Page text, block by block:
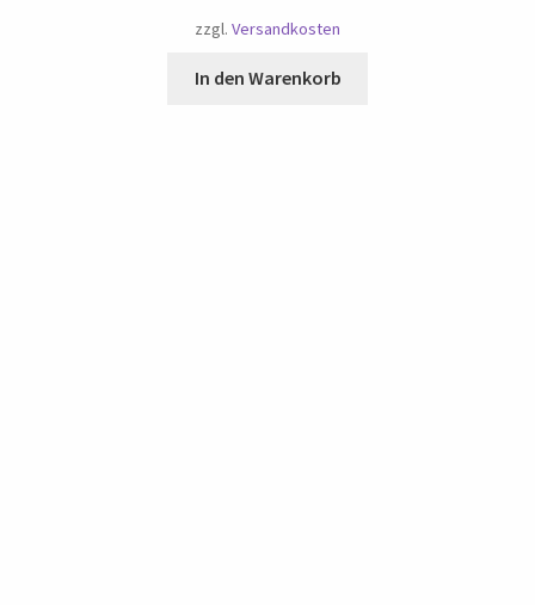
zzgl. Versandkosten
In den Warenkorb